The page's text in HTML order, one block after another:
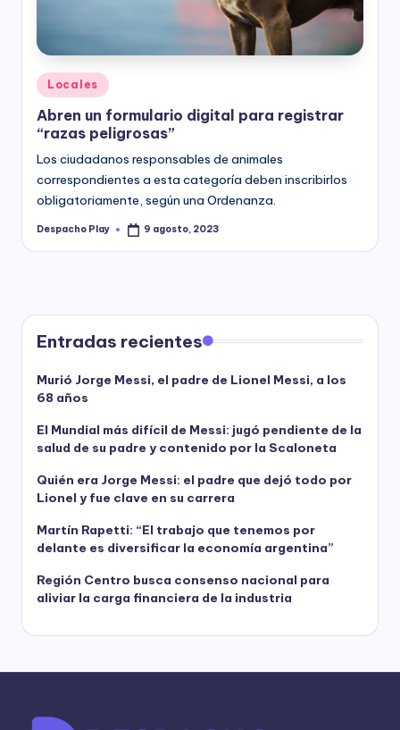
Posted
in
Locales
Abren un formulario digital para registrar
“razas peligrosas”
Los ciudadanos responsables de animales
correspondientes a esta categoría deben inscribirlos
obligatoriamente, según una Ordenanza.
Posted
Despacho Play 9 agosto, 2023
Entradas recientes
Murió Jorge Messi, el padre de Lionel Messi, a los
68 años
El Mundial más difícil de Messi: jugó pendiente de la
salud de su padre y contenido por la Scaloneta
Quién era Jorge Messi: el padre que dejó todo por
Lionel y fue clave en su carrera
Martín Rapetti: “El trabajo que tenemos por
delante es diversificar la economía argentina”
Región Centro busca consenso nacional para
aliviar la carga financiera de la industria